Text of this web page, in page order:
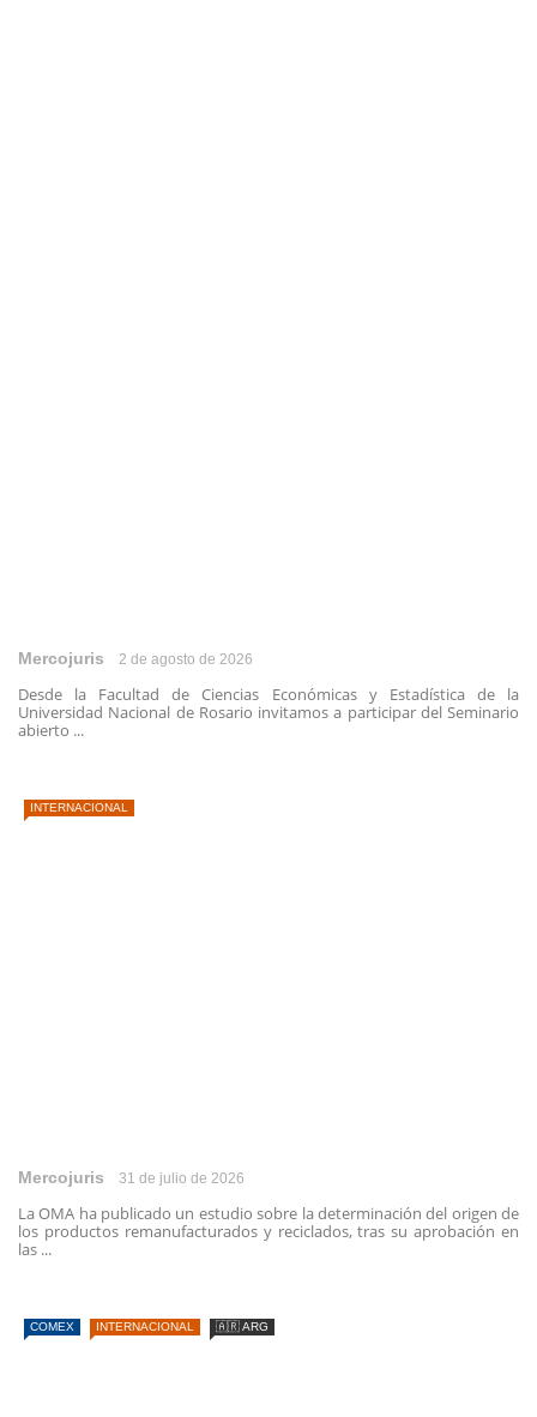
Mercojuris 2 de agosto de 2026
Desde la Facultad de Ciencias Económicas y Estadística de la
Universidad Nacional de Rosario invitamos a participar del Seminario
abierto ...
INTERNACIONAL
Mercojuris 31 de julio de 2026
La OMA ha publicado un estudio sobre la determinación del origen de
los productos remanufacturados y reciclados, tras su aprobación en
las ...
COMEX INTERNACIONAL 🇦🇷 ARG